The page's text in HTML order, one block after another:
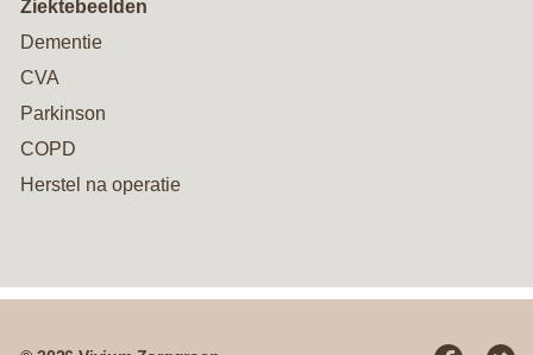
Ziektebeelden
Dementie
CVA
Parkinson
COPD
Herstel na operatie